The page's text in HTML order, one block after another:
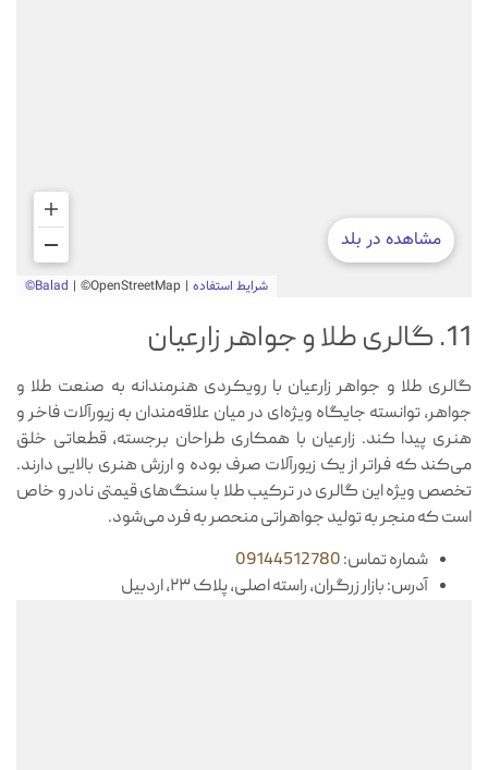
11. گالری طلا و جواهر زارعیان
گالری طلا و جواهر زارعیان با رویکردی هنرمندانه به صنعت طلا و
جواهر، توانسته جایگاه ویژه‌ای در میان علاقه‌مندان به زیورآلات فاخر و
هنری پیدا کند. زارعیان با همکاری طراحان برجسته، قطعاتی خلق
می‌کند که فراتر از یک زیورآلات صرف بوده و ارزش هنری بالایی دارند.
تخصص ویژه این گالری در ترکیب طلا با سنگ‌های قیمتی نادر و خاص
است که منجر به تولید جواهراتی منحصر به فرد می‌شود.
شماره تماس:09144512780
آدرس: بازار زرگران، راسته اصلی، پلاک ۲۳، اردبیل